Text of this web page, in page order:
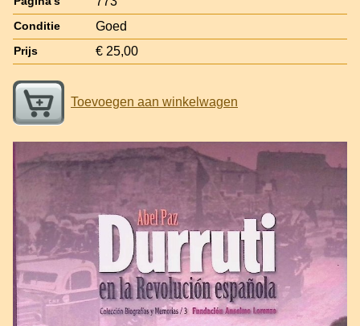
Conditie Goed
Prijs € 25,00
Toevoegen aan winkelwagen